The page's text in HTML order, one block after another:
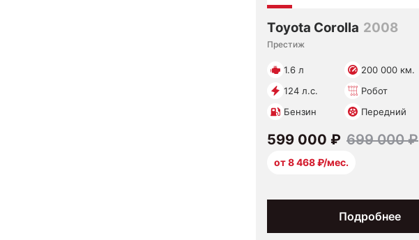
Toyota Corolla 2008
Престиж
1.6 л
200 000 км.
124 л.с.
Робот
Бензин
Передний
Подробнее
599 000 ₽ 699 000 ₽
от 8 468 ₽/мес.